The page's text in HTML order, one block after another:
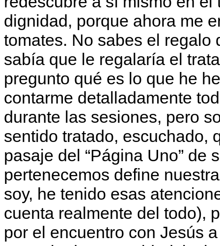
dignidad, porque ahora me
tomates. No sabes el regalo
sabía que le regalaría el
pregunto qué es lo que he
contarme detalladamente
durante las sesiones, pero
sentido tratado, escuchado,
pasaje del “Página Uno” de
pertenecemos define
soy, he tenido esas
cuenta realmente del todo),
por el encuentro con Jesús